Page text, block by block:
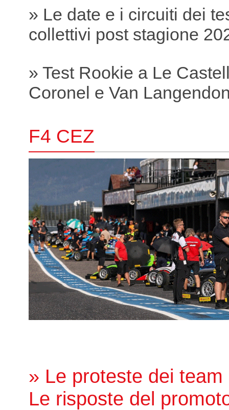
» Le date e i circuiti dei
collettivi post stagione
» Test Rookie a Le
Coronel e Van
F4 CEZ
» Le proteste dei
Le risposte del